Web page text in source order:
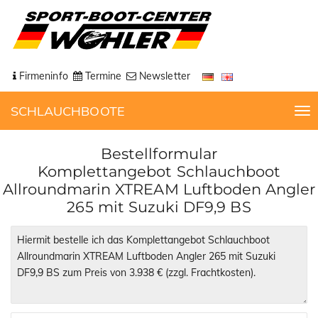
Firmeninfo Termine Newsletter
SCHLAUCHBOOTE
T
o
e
a
Bestellformular
Komplettangebot Schlauchboot
Allroundmarin XTREAM Luftboden Angler
265 mit Suzuki DF9,9 BS